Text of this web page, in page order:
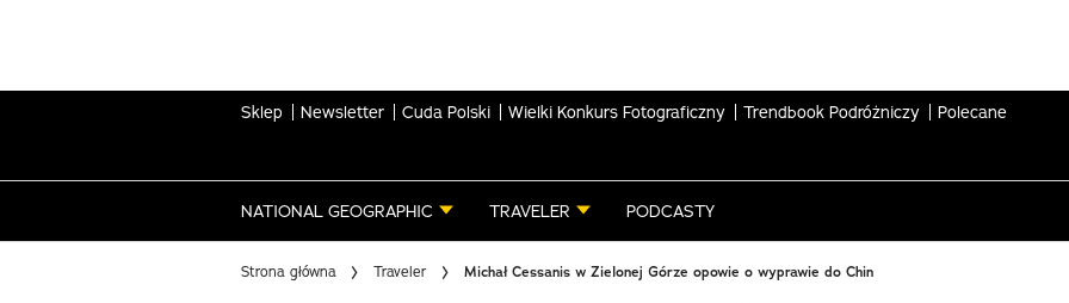
Sklep Newsletter Cuda Polski Wielki Konkurs Fotograficzny Trendbook Podróżniczy Polecane
NATIONAL GEOGRAPHIC TRAVELER PODCASTY
Strona główna Traveler Michał Cessanis w Zielonej Górze opowie o wyprawie do Chin